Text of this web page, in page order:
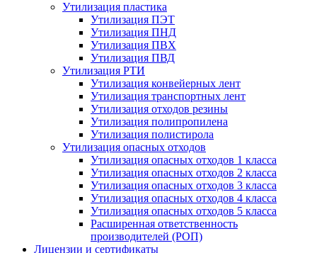
Утилизация пластика
Утилизация ПЭТ
Утилизация ПНД
Утилизация ПВХ
Утилизация ПВД
Утилизация РТИ
Утилизация конвейерных лент
Утилизация транспортных лент
Утилизация отходов резины
Утилизация полипропилена
Утилизация полистирола
Утилизация опасных отходов
Утилизация опасных отходов 1 класса
Утилизация опасных отходов 2 класса
Утилизация опасных отходов 3 класса
Утилизация опасных отходов 4 класса
Утилизация опасных отходов 5 класса
Расширенная ответственность
производителей (РОП)
Лицензии и сертификаты